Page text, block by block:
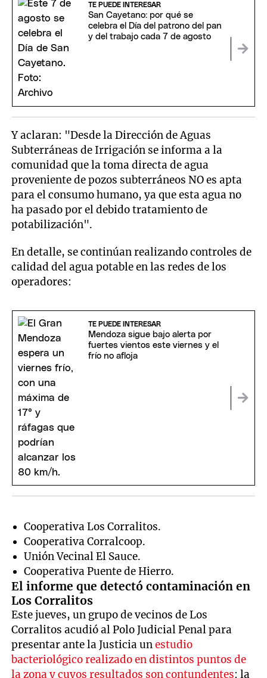
TE PUEDE INTERESAR
San Cayetano: por qué se
celebra el Día del patrono del pan
y del trabajo cada 7 de agosto
Y aclaran: "Desde la Dirección de Aguas
Subterráneas de Irrigación se informa a la
comunidad que la toma directa de agua
proveniente de pozos subterráneos NO es apta
para el consumo humano, ya que esta agua no
ha pasado por el debido tratamiento de
potabilización".
En detalle, se continúan realizando controles de
calidad del agua potable en las redes de los
operadores:
TE PUEDE INTERESAR
Mendoza sigue bajo alerta por
fuertes vientos este viernes y el
frío no afloja
Cooperativa Los Corralitos.
Cooperativa Corralcoop.
Unión Vecinal El Sauce.
Cooperativa Puente de Hierro.
El informe que detectó contaminación en
Los Corralitos
Este jueves, un grupo de vecinos de Los
Corralitos acudió al Polo Judicial Penal para
presentar ante la Justicia unestudio
bacteriológico realizado en distintos puntos de
la zona y cuyos resultados son contundentes: la